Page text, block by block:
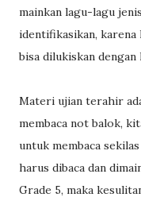
mainkan lagu-lagu
identifikasikan,
bisa dilukiskan dengan
Materi ujian terahir
membaca not balok,
untuk membaca
harus dibaca dan
Grade 5, maka